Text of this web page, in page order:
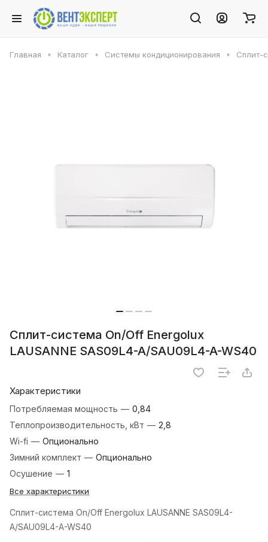
Главная Каталог Системы кондиционирования Сплит-
Сплит-система On/Off Energolux
LAUSANNE SAS09L4-A/SAU09L4-A-WS40
Характеристики
Потребляемая мощность — 0,84
Теплопроизводительность, кВт — 2,8
Wi-fi — Опционально
Зимний комплект — Опционально
Осушение — 1
Все характеристики
Сплит-система On/Off Energolux LAUSANNE SAS09L4-
A/SAU09L4-A-WS40